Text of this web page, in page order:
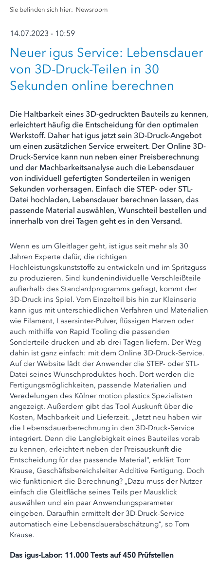
Sie befinden sich hier: Newsroom
14.07.2023 - 10:59
Neuer igus Service: Lebensdauer
von 3D-Druck-Teilen in 30
Sekunden online berechnen
Die Haltbarkeit eines 3D-gedruckten Bauteils zu kennen,
erleichtert häufig die Entscheidung für den optimalen
Werkstoff. Daher hat igus jetzt sein 3D-Druck-Angebot
um einen zusätzlichen Service erweitert. Der Online 3D-
Druck-Service kann nun neben einer Preisberechnung
und der Machbarkeitsanalyse auch die Lebensdauer
von individuell gefertigten Sonderteilen in wenigen
Sekunden vorhersagen. Einfach die STEP- oder STL-
Datei hochladen, Lebensdauer berechnen lassen, das
passende Material auswählen, Wunschteil bestellen und
innerhalb von drei Tagen geht es in den Versand.
Wenn es um Gleitlager geht, ist igus seit mehr als 30
Jahren Experte dafür, die richtigen
Hochleistungskunststoffe zu entwickeln und im Spritzguss
zu produzieren. Sind kundenindividuelle Verschleißteile
außerhalb des Standardprogramms gefragt, kommt der
3D-Druck ins Spiel. Vom Einzelteil bis hin zur Kleinserie
kann igus mit unterschiedlichen Verfahren und Materialien
wie Filament, Lasersinter-Pulver, flüssigen Harzen oder
auch mithilfe von Rapid Tooling die passenden
Sonderteile drucken und ab drei Tagen liefern. Der Weg
dahin ist ganz einfach: mit dem Online 3D-Druck-Service.
Auf der Website lädt der Anwender die STEP- oder STL-
Datei seines Wunschproduktes hoch. Dort werden die
Fertigungsmöglichkeiten, passende Materialien und
Veredelungen des Kölner motion plastics Spezialisten
angezeigt. Außerdem gibt das Tool Auskunft über die
Kosten, Machbarkeit und Lieferzeit. „Jetzt neu haben wir
die Lebensdauerberechnung in den 3D-Druck-Service
integriert. Denn die Langlebigkeit eines Bauteiles vorab
zu kennen, erleichtert neben der Preisauskunft die
Entscheidung für das passende Material“, erklärt Tom
Krause, Geschäftsbereichsleiter Additive Fertigung. Doch
wie funktioniert die Berechnung? „Dazu muss der Nutzer
einfach die Gleitfläche seines Teils per Mausklick
auswählen und ein paar Anwendungsparameter
eingeben. Daraufhin ermittelt der 3D-Druck-Service
automatisch eine Lebensdauerabschätzung“, so Tom
Krause.
Das igus-Labor: 11.000 Tests auf 450 Prüfstellen